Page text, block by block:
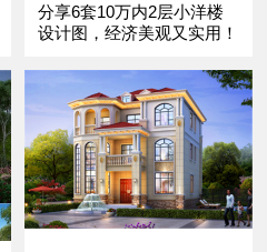
分享6套10万内2层小洋楼
设计图，经济美观又实用！